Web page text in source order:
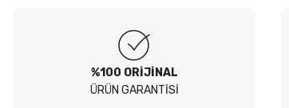
B... I... | 04/08/2026
Siteden yaklaşık 3 yıldır alışveriş yapıyorum bir sıkıntı
%100 ORİJİNAL
ÜRÜN GARANTİSİ